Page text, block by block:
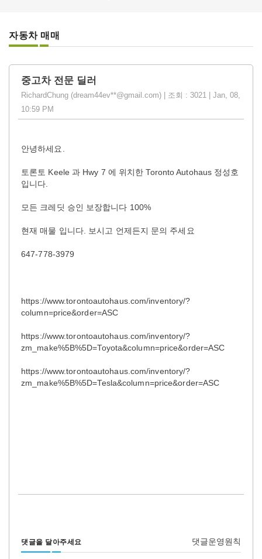
자동차 매매
중고차 전문 딜러
RichardChung (dream44ev**@gmail.com) | 조회 : 3021 | Jan, 08,
10:59 PM
안녕하세요.
토론토 Keele 과 Hwy 7 에 위치한 Toronto Autohaus 정성호
입니다.
모든 크레딧 승인 보장합니다 100%
현재 매물 입니다. 보시고 언제든지 문의 주세요
647-778-3979
https://www.torontoautohaus.com/inventory/?
column=price&order=ASC
https://www.torontoautohaus.com/inventory/?
zm_make%5B%5D=Toyota&column=price&order=ASC
https://www.torontoautohaus.com/inventory/?
zm_make%5B%5D=Tesla&column=price&order=ASC
댓글을 달아주세요 댓글운영원칙